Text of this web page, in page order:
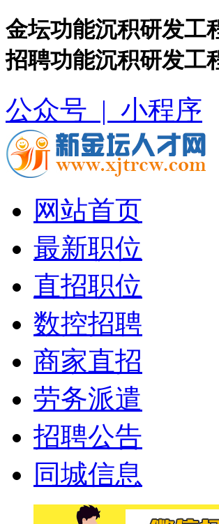
金坛功能沉积研发工
招聘功能沉积研发工
公众号 | 小程序
网站首页
最新职位
直招职位
数控招聘
商家直招
劳务派遣
招聘公告
同城信息